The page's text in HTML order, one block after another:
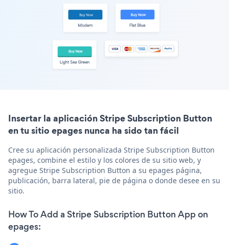
Insertar la aplicación Stripe Subscription Button
en tu sitio epages nunca ha sido tan fácil
Cree su aplicación personalizada Stripe Subscription Button
epages, combine el estilo y los colores de su sitio web, y
agregue Stripe Subscription Button a su epages página,
publicación, barra lateral, pie de página o donde desee en su
sitio.
How To Add a Stripe Subscription Button App on
epages: